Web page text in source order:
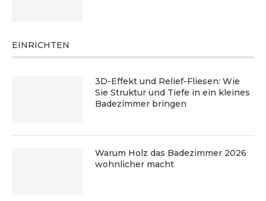
EINRICHTEN
3D-Effekt und Relief-Fliesen: Wie
Sie Struktur und Tiefe in ein kleines
Badezimmer bringen
Warum Holz das Badezimmer 2026
wohnlicher macht